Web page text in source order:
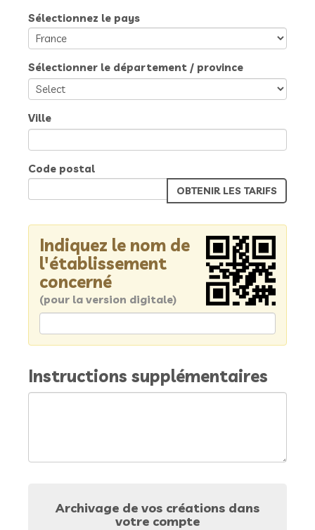
Sélectionnez le pays
Sélectionner le département / province
Ville
Code postal
Indiquez le nom de
l'établissement
concerné
(pour la version digitale)
Instructions supplémentaires
Archivage de vos créations dans
votre compte